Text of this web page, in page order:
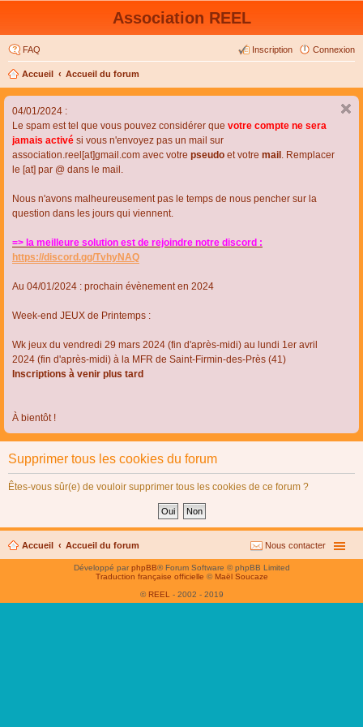
Association REEL
FAQ Connexion
Inscription
Accueil Accueil du forum
04/01/2024 :
Le spam est tel que vous pouvez considérer que votre compte ne sera
jamais activé si vous n'envoyez pas un mail sur
association.reel[at]gmail.com avec votre pseudo et votre mail . Remplacer
le [at] par @ dans le mail.
Nous n'avons malheureusement pas le temps de nous pencher sur la
question dans les jours qui viennent.
=> la meilleure solution est de rejoindre notre discord :
https://discord.gg/TvhyNAQ
Au 04/01/2024 : prochain évènement en 2024
Week-end JEUX de Printemps :
Wk jeux du vendredi 29 mars 2024 (fin d'après-midi) au lundi 1er avril
2024 (fin d'après-midi) à la MFR de Saint-Firmin-des-Près (41)
Inscriptions à venir plus tard
À bientôt !
Supprimer tous les cookies du forum
Êtes-vous sûr(e) de vouloir supprimer tous les cookies de ce forum ?
Accueil Accueil du forum Nous contacter
Développé parphpBB® Forum Software © phpBB Limited
Traduction française officielle © Maël Soucaze
© REEL - 2002 - 2019